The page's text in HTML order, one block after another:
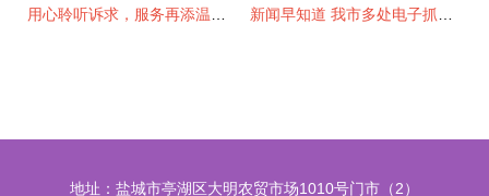
用心聆听诉求，服务再添温度——武山县供电公司以客户需求为导向，助推服务品质升级 新闻早知道 我市多处电子抓拍设备今日启用，家禽技术服务同步上新
地址：盐城市亭湖区大明农贸市场1010号门市（2）